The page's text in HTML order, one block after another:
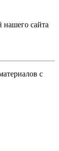
нашего сайта
с